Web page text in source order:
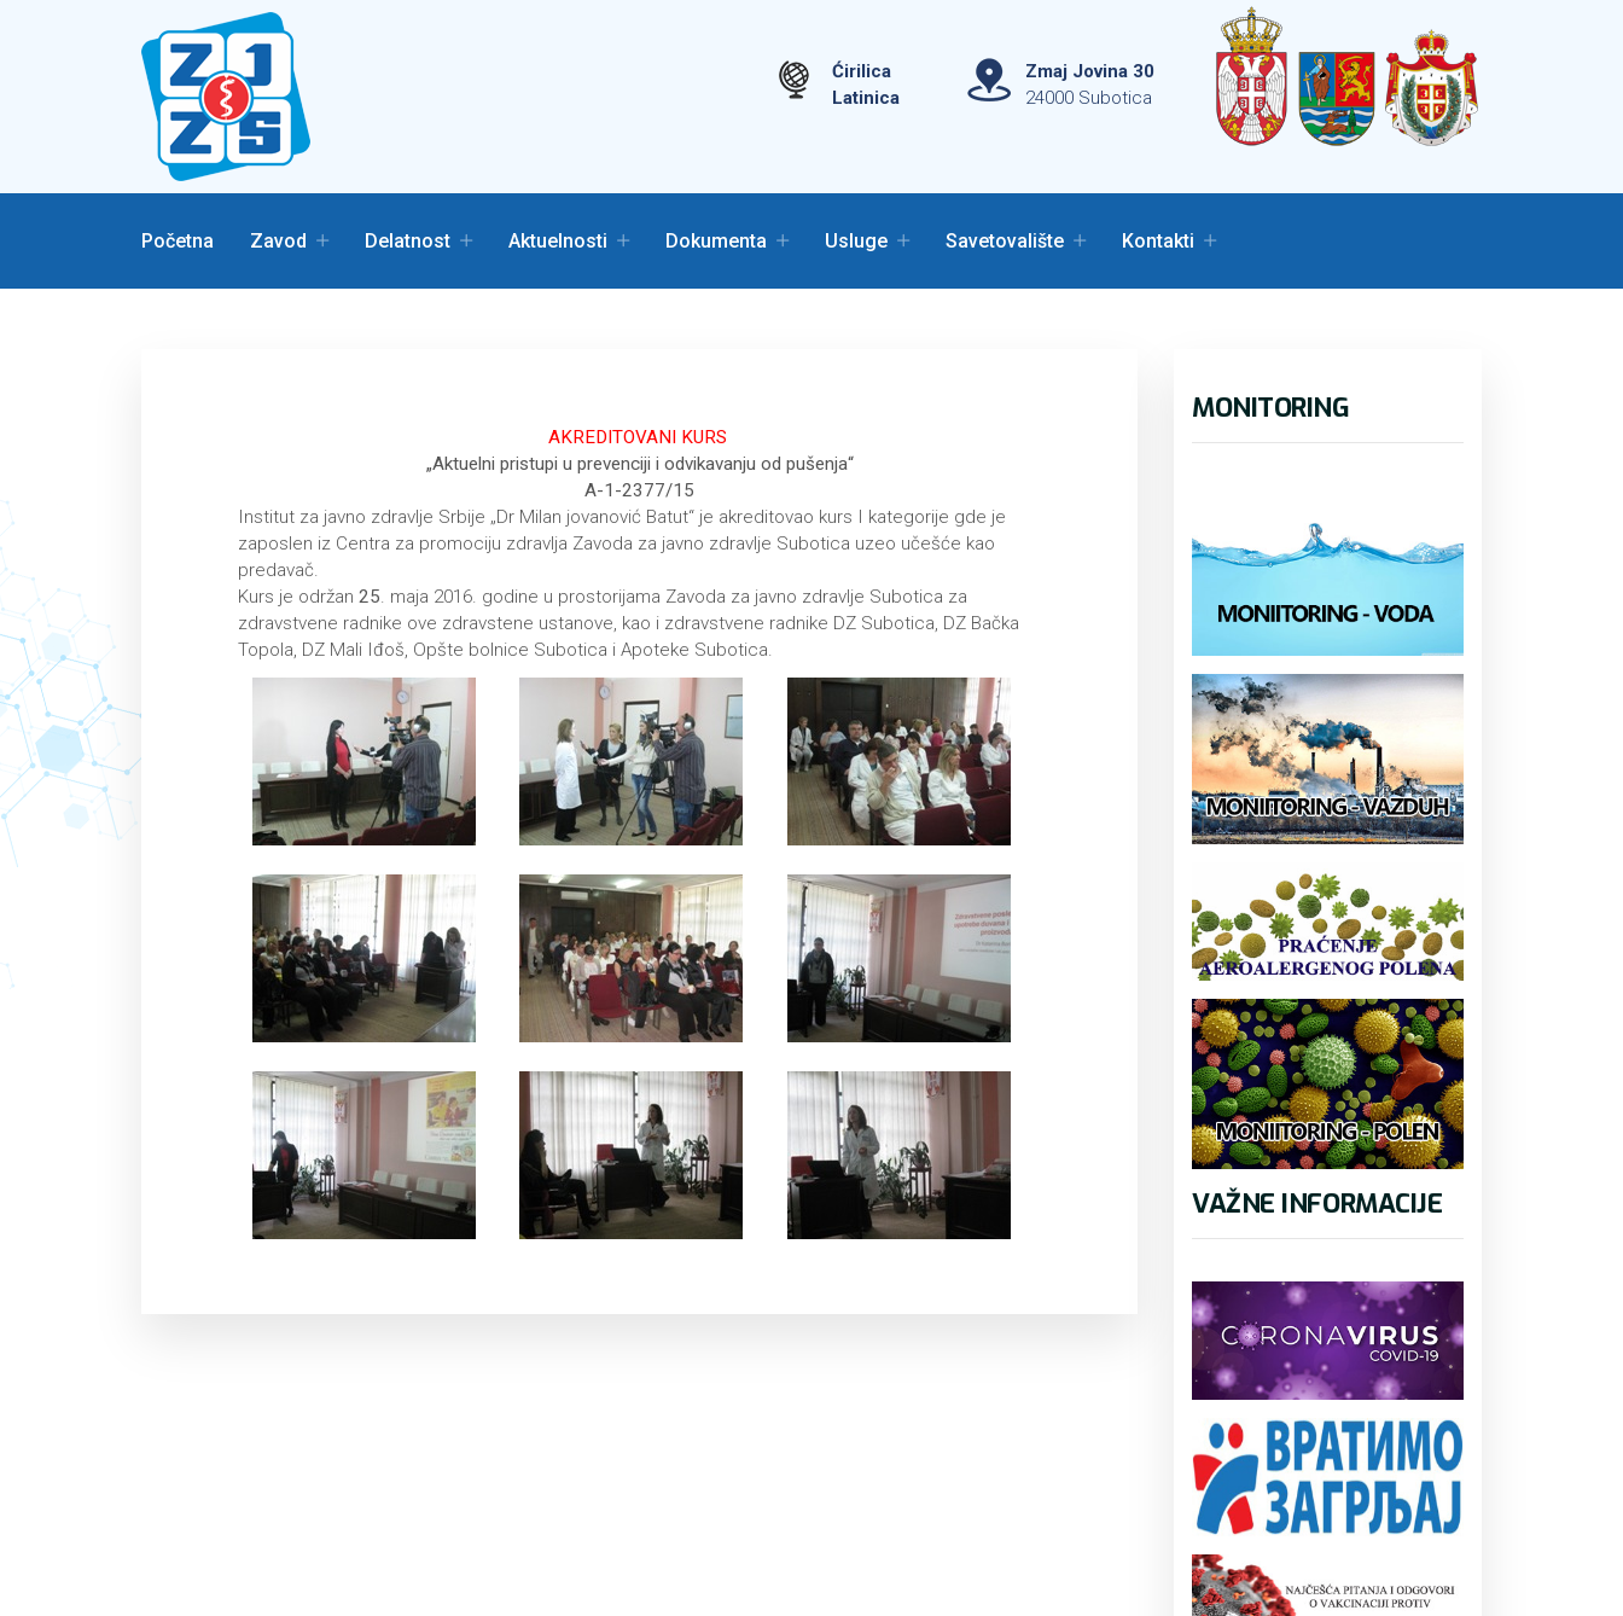
Ćirilica
Latinica
Zmaj Jovina 30
24000 Subotica
Početna Zavod Delatnost Aktuelnosti Dokumenta Usluge Savetovalište Kontakti
AKREDITOVANI KURS
„Aktuelni pristupi u prevenciji i odvikavanju od pušenja“
A-1-2377/15
Institut za javno zdravlje Srbije „Dr Milan jovanović Batut“ je akreditovao kurs I kategorije gde je
zaposlen iz Centra za promociju zdravlja Zavoda za javno zdravlje Subotica uzeo učešće kao
predavač.
Kurs je održan 25. maja 2016. godine u prostorijama Zavoda za javno zdravlje Subotica za
zdravstvene radnike ove zdravstene ustanove, kao i zdravstvene radnike DZ Subotica, DZ Bačka
Topola, DZ Mali Iđoš, Opšte bolnice Subotica i Apoteke Subotica.
MONITORING
VAŽNE INFORMACIJE